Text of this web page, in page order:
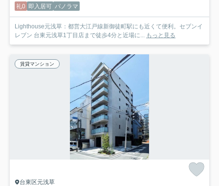
礼0 即入居可 パノラマ
Lighthouse元浅草：都営大江戸線新御徒町駅にも近くて便利。セブンイ
レブン 台東元浅草1丁目店まで徒歩4分と近場に...
もっと見る
賃貸マンション
台東区元浅草